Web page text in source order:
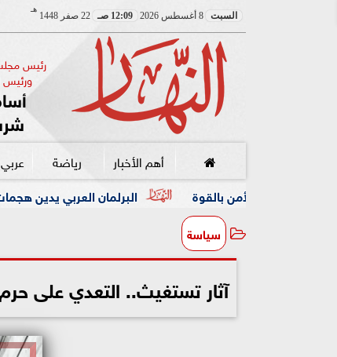
السبت 8 أغسطس 2026 12:09 صـ 22 صفر 1448
هـ
رئيس
ورئيس
أهم الأخبار رياضة
البرلمان العربي يدين هجمات ميليشيا
سياسة
آثار تستغيث.. التعدي على